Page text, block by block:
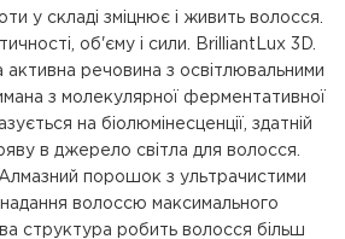
у складі зміцнює і живить волосся.
об'єму і сили. BrilliantLux 3D.
активна речовина з освітлювальними
з молекулярної ферментативної
на біолюмінесценції, здатній
в джерело світла для волосся.
порошок з ультрачистими
волоссю максимального
структура робить волосся більш